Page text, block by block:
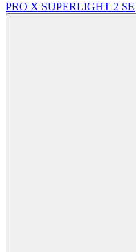
PRO X SUPERLIGHT 2 SE